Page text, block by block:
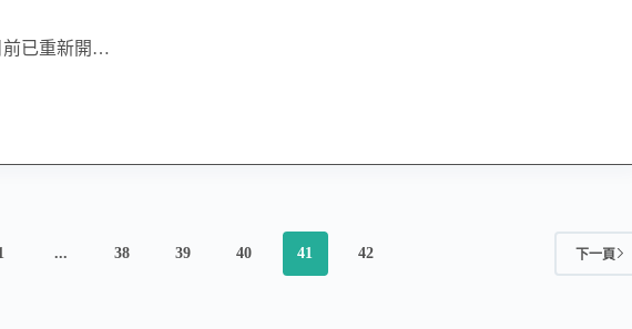
前已重新開…
... 38 39 40 41 42 下一頁